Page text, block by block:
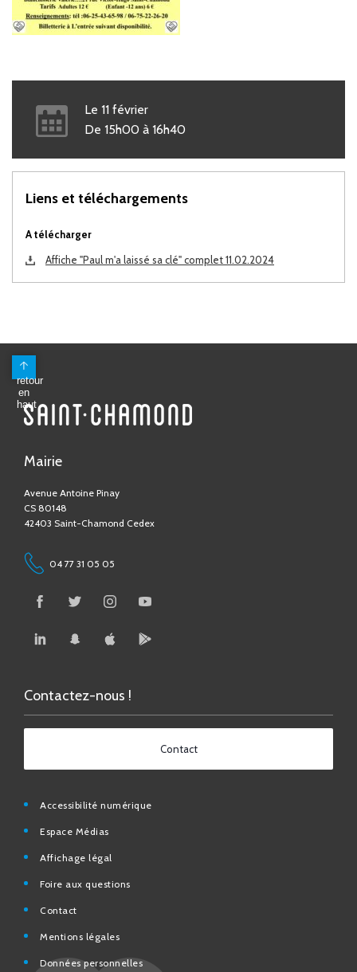
Le 11 février
De 15h00 à 16h40
Liens et téléchargements
A télécharger
Affiche "Paul m'a laissé sa clé" complet 11.02.2024
Mairie
Avenue Antoine Pinay
04 77 31 05 05
Contact
Accessibilité numérique